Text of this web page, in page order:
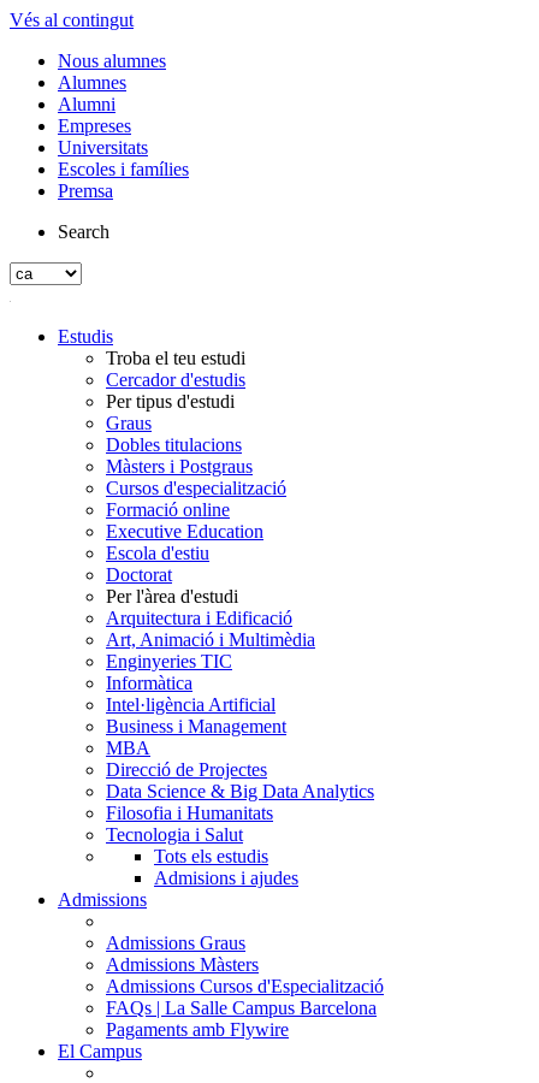
Vés al contingut
Nous alumnes
Alumnes
Alumni
Empreses
Universitats
Escoles i famílies
Premsa
Search
Estudis
Troba el teu estudi
Cercador d'estudis
Per tipus d'estudi
Graus
Dobles titulacions
Màsters i Postgraus
Cursos d'especialització
Formació online
Executive Education
Escola d'estiu
Doctorat
Per l'àrea d'estudi
Arquitectura i Edificació
Art, Animació i Multimèdia
Enginyeries TIC
Informàtica
Intel·ligència Artificial
Business i Management
MBA
Direcció de Projectes
Data Science & Big Data Analytics
Filosofia i Humanitats
Tecnologia i Salut
Tots els estudis
Admisions i ajudes
Admissions
Admissions Graus
Admissions Màsters
Admissions Cursos d'Especialització
FAQs | La Salle Campus Barcelona
Pagaments amb Flywire
El Campus